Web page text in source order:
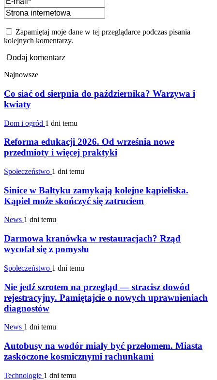
Zapamiętaj moje dane w tej przeglądarce podczas pisania
kolejnych komentarzy.
Najnowsze
Co siać od sierpnia do października? Warzywa i
kwiaty
Dom i ogród 1 dni temu
Reforma edukacji 2026. Od września nowe
przedmioty i więcej praktyki
Społeczeństwo 1 dni temu
Sinice w Bałtyku zamykają kolejne kąpieliska.
Kąpiel może skończyć się zatruciem
News 1 dni temu
Darmowa kranówka w restauracjach? Rząd
wycofał się z pomysłu
Społeczeństwo 1 dni temu
Nie jedź szrotem na przegląd — stracisz dowód
rejestracyjny. Pamiętajcie o nowych uprawnieniach
diagnostów
News 1 dni temu
Autobusy na wodór miały być przełomem. Miasta
zaskoczone kosmicznymi rachunkami
Technologie 1 dni temu